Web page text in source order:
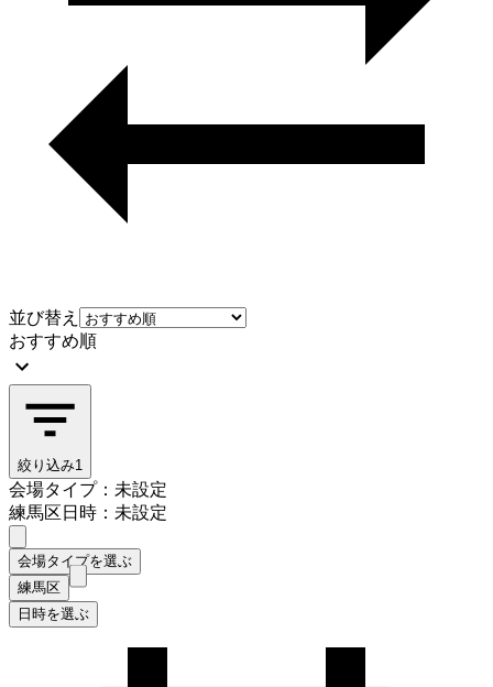
並び替え
おすすめ順
絞り込み1
会場タイプ：未設定
練馬区日時：未設定
会場タイプを選ぶ
練馬区
日時を選ぶ